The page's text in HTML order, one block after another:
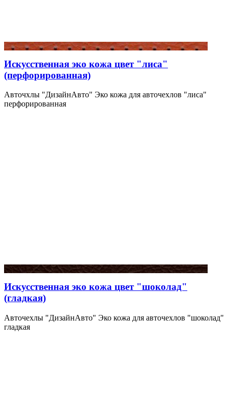
Искусственная эко кожа цвет "лиса"
(перфорированная)
Авточхлы "ДизайнАвто" Эко кожа для авточехлов "лиса"
перфорированная
Искусственная эко кожа цвет "шоколад"
(гладкая)
Авточехлы "ДизайнАвто" Эко кожа для авточехлов "шоколад"
гладкая